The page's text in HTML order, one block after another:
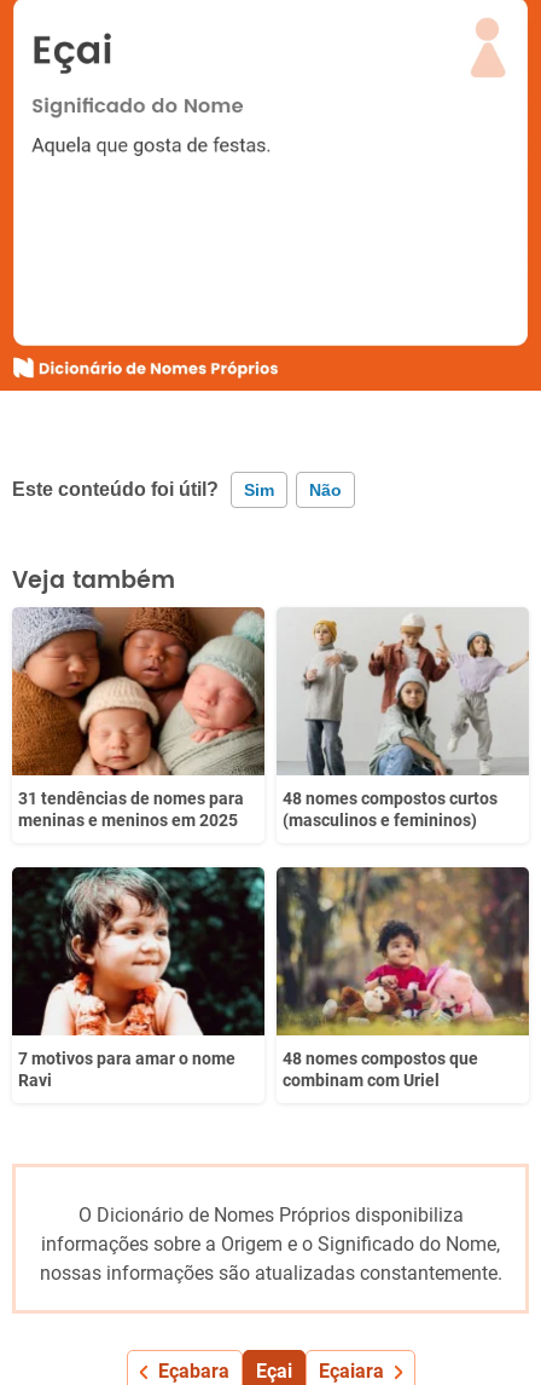
Este conteúdo foi útil? Sim Não
Este conteúdo contém informação incorreta
Este conteúdo não tem a informação que procuro
Outro
Veja também
31 tendências de nomes para
meninas e meninos em 2025
48 nomes compostos curtos
(masculinos e femininos)
7 motivos para amar o nome
Ravi
48 nomes compostos que
combinam com Uriel
O Dicionário de Nomes Próprios disponibiliza
informações sobre a Origem e o Significado do Nome,
nossas informações são atualizadas constantemente.
Eçabara Eçai Eçaiara